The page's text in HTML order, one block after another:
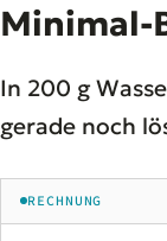
Minimal-
In 200 g
gerade noch
RECHNUNG